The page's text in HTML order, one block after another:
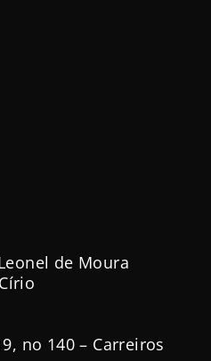
de Moura
no 140 – Carreiros